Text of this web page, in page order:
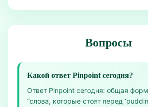
Вопросы
Какой ответ Pinpoint сегодня?
Ответ Pinpoint сегодня: общая
“слова, которые стоят перед